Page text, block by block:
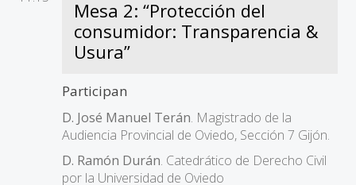
Mesa 2: “Protección del
consumidor: Transparencia &
Usura”
Participan
D. José Manuel Terán. Magistrado de la
Audiencia Provincial de Oviedo, Sección 7 Gijón.
D. Ramón Durán. Catedrático de Derecho Civil
por la Universidad de Oviedo